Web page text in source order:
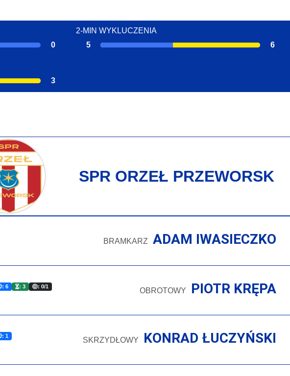
0
2-MIN WYKLUCZENIA
5
6
3
SPR ORZEŁ PRZEWORSK
BRAMKARZ ADAM IWASIECZKO
: 6 : 3 : 0/1 OBROTOWY PIOTR KRĘPA
: 1 SKRZYDŁOWY KONRAD ŁUCZYŃSKI